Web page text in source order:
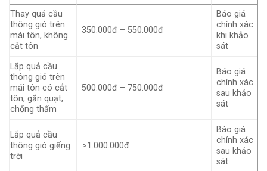
Thay quả cầu
thông gió trên
mái tôn, không
cắt tôn
350.000đ – 550.000đ
Báo giá
chính xác
khi khảo
sát
Lắp quả cầu
thông gió trên
mái tôn có cắt
tôn, gắn quạt,
chống thấm
500.000đ – 750.000đ
Báo giá
chính xác
sau khảo
sát
Lắp quả cầu
thông gió giếng
trời
>1.000.000đ
Báo giá
chính xác
sau khảo
sát